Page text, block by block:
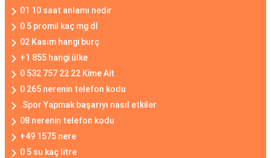
01 10 saat anlamı nedir
0 5 promil kaç mg dl
02 Kasım hangi burç
+1 855 hangi ülke
0 532 757 22 22 Kime Ait
0 265 nerenin telefon kodu
.Spor Yapmak başarıyı nasıl etkiler
08 nerenin telefon kodu
+49 1575 nere
0 5 su kaç litre